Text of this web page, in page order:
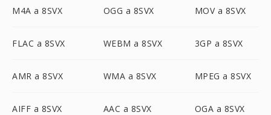
M4A a 8SVX OGG a 8SVX MOV a 8SVX
FLAC a 8SVX WEBM a 8SVX 3GP a 8SVX
AMR a 8SVX WMA a 8SVX MPEG a 8SVX
AIFF a 8SVX AAC a 8SVX OGA a 8SVX